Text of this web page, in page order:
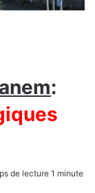
:
de lecture 1 minute